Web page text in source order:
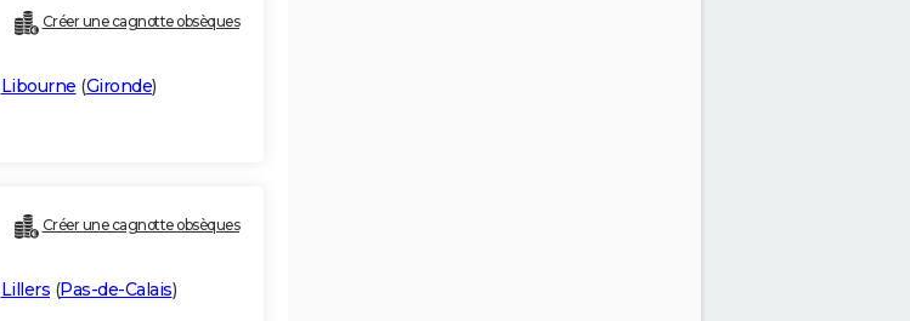
Créer une cagnotte obsèques
Libourne (Gironde)
Créer une cagnotte obsèques
Lillers (Pas-de-Calais)